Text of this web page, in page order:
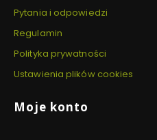
Pytania i odpowiedzi
Regulamin
Polityka prywatności
Ustawienia plików cookies
Moje konto